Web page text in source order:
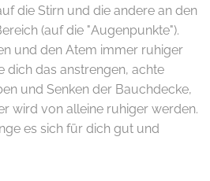
die Stirn und die andere an den
(auf die "Augenpunkte").
und den Atem immer ruhiger
dich das anstrengen, achte
und Senken der Bauchdecke,
wird von alleine ruhiger werden.
es sich für dich gut und